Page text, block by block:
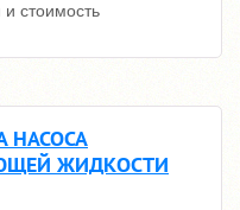
стоимость
НАСОСА
ЖИДКОСТИ